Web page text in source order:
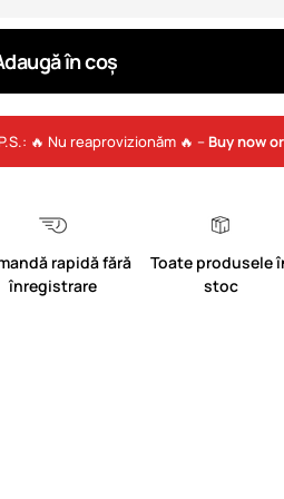
în coș
🔥 Nu reaprovizionăm 🔥 – Buy now
rapidă fără
înregistrare
Toate produsele
stoc